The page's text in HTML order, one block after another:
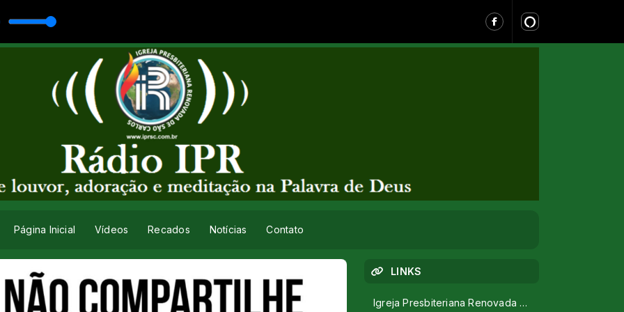
Página Inicial Vídeos Recados Notícias Contato
LINKS
Igreja Presbiteriana Renovada - São Carlos